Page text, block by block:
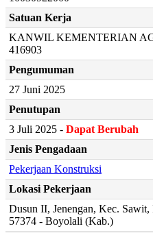
Satuan Kerja
KANWIL KEMENTERIAN
416903
Pengumuman
27 Juni 2025
Penutupan
3 Juli 2025 - Dapat Berubah
Jenis Pengadaan
Pekerjaan Konstruksi
Lokasi Pekerjaan
Dusun II, Jenengan, Kec.
57374 - Boyolali (Kab.)